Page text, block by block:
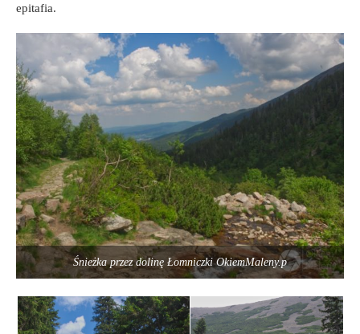
epitafia.
Śnieżka przez dolinę Łomniczki OkiemMaleny.p